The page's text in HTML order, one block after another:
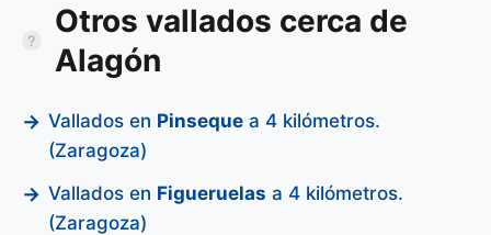
Otros vallados cerca de
Alagón
Vallados en Pinseque a 4 kilómetros.
(Zaragoza)
Vallados en Figueruelas a 4 kilómetros.
(Zaragoza)